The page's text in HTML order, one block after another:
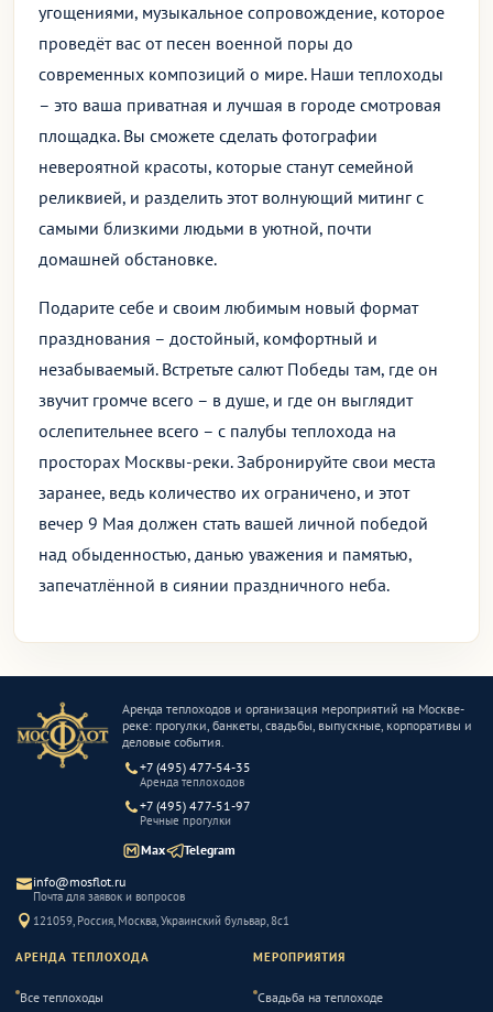
угощениями, музыкальное сопровождение, которое
проведёт вас от песен военной поры до
современных композиций о мире. Наши теплоходы
– это ваша приватная и лучшая в городе смотровая
площадка. Вы сможете сделать фотографии
невероятной красоты, которые станут семейной
реликвией, и разделить этот волнующий митинг с
самыми близкими людьми в уютной, почти
домашней обстановке.
Подарите себе и своим любимым новый формат
празднования – достойный, комфортный и
незабываемый. Встретьте салют Победы там, где он
звучит громче всего – в душе, и где он выглядит
ослепительнее всего – с палубы теплохода на
просторах Москвы-реки. Забронируйте свои места
заранее, ведь количество их ограничено, и этот
вечер 9 Мая должен стать вашей личной победой
над обыденностью, данью уважения и памятью,
запечатлённой в сиянии праздничного неба.
Аренда теплоходов и организация мероприятий на Москве-
реке: прогулки, банкеты, свадьбы, выпускные, корпоративы и
деловые события.
+7 (495) 477-54-35
Аренда теплоходов
+7 (495) 477-51-97
Речные прогулки
info@mosflot.ru
Почта для заявок и вопросов
121059, Россия, Москва, Украинский бульвар, 8с1
Max Telegram
АРЕНДА ТЕПЛОХОДА
Все теплоходы
МЕРОПРИЯТИЯ
Свадьба на теплоходе